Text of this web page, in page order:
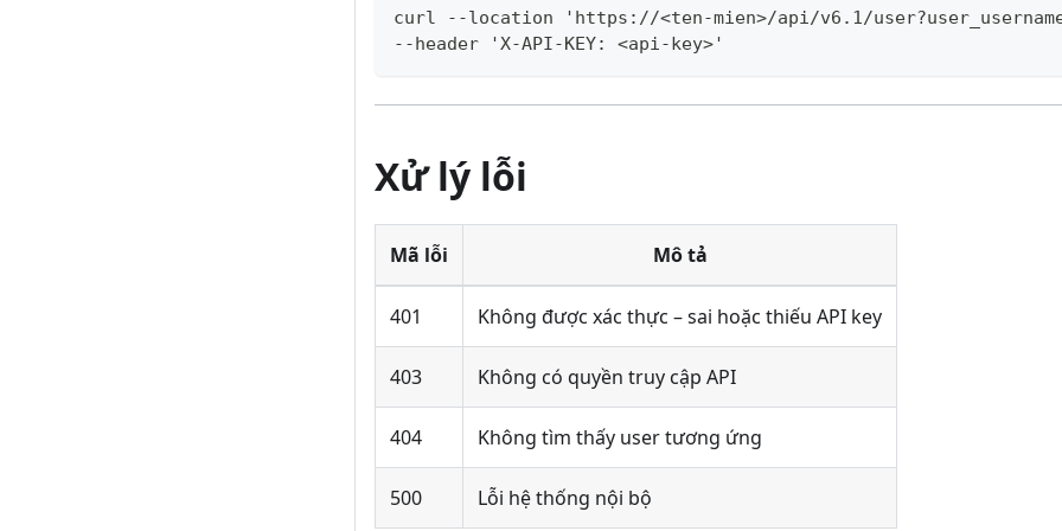
curl --location 'https://<ten-mien>/api/v6.1/
--header 'X-API-KEY: <api-key>'
Xử lý lỗi
Mã lỗi Mô tả
401 Không được xác thực – sai hoặc thiếu API key
403 Không có quyền truy cập API
404 Không tìm thấy user tương ứng
500 Lỗi hệ thống nội bộ